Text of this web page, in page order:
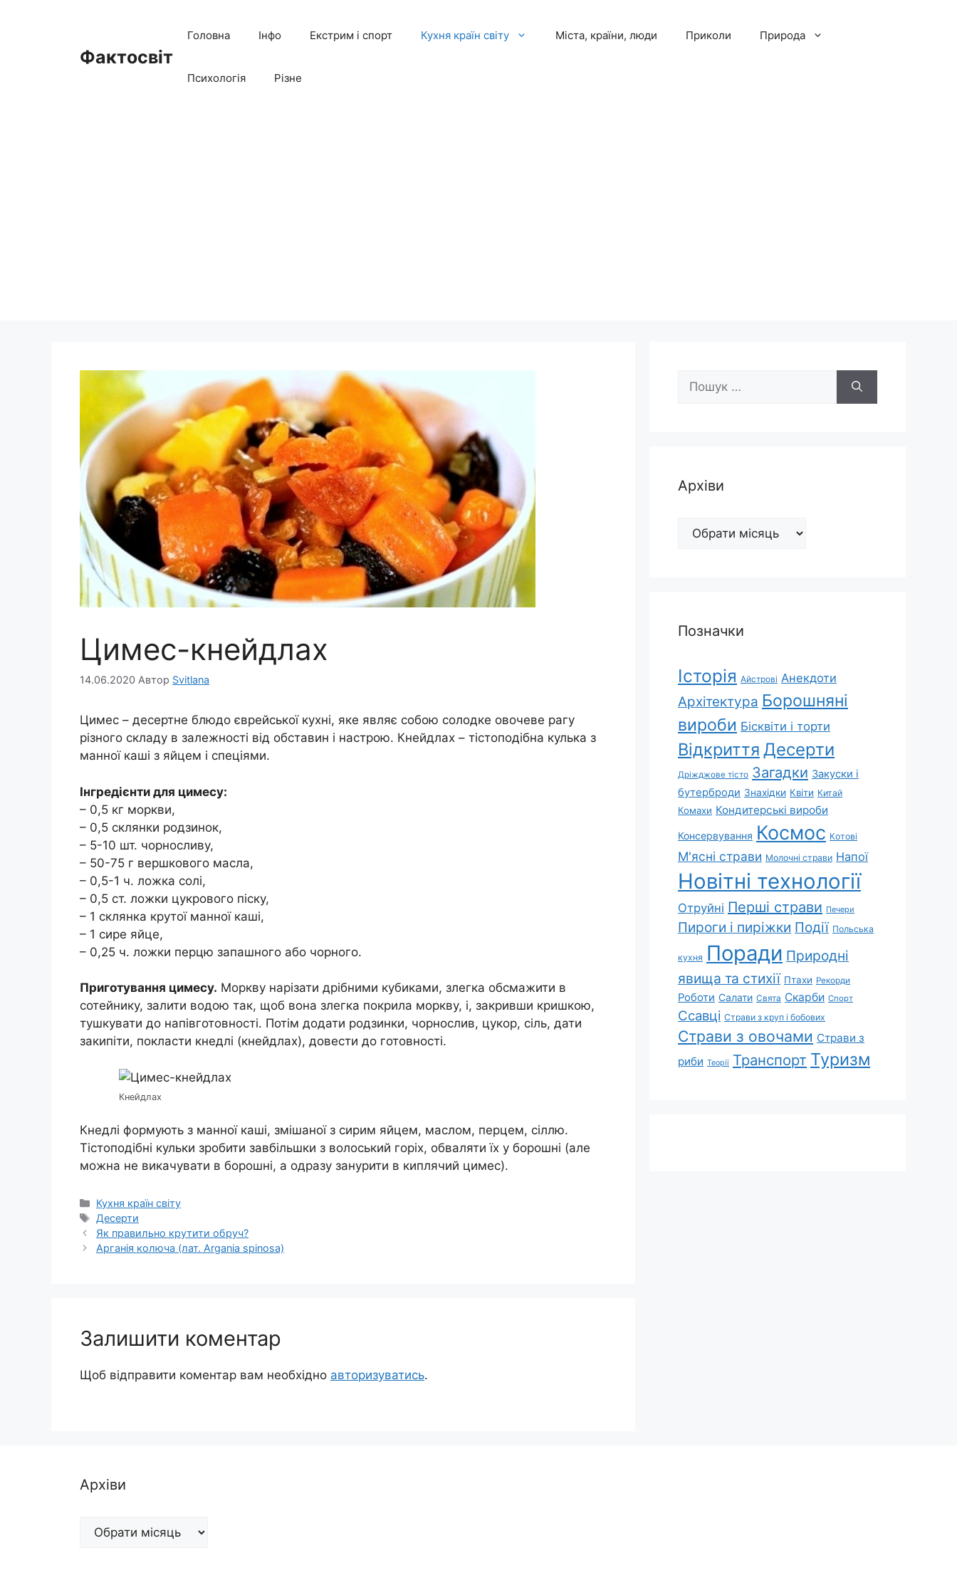
Фактосвіт
Головна Інфо Екстрим і спорт Кухня країн світу Міста, країни, люди Приколи Природа
Психологія Різне
Цимес-кнейдлах
14.06.2020 Автор Svitlana
Цимес – десертне блюдо єврейської кухні, яке являє собою солодке овочеве рагу
різного складу в залежності від обставин і настрою. Кнейдлах – тістоподібна кулька з
манної каші з яйцем і спеціями.
Інгредієнти для цимесу:
– 0,5 кг моркви,
– 0,5 склянки родзинок,
– 5-10 шт. чорносливу,
– 50-75 г вершкового масла,
– 0,5-1 ч. ложка солі,
– 0,5 ст. ложки цукрового піску,
– 1 склянка крутої манної каші,
– 1 сире яйце,
– 0,25 ч. ложки перцю запашного або чорного.
Приготування цимесу. Моркву нарізати дрібними кубиками, злегка обсмажити в
сотейнику, залити водою так, щоб вона злегка покрила моркву, і, закривши кришкою,
тушкувати до напівготовності. Потім додати родзинки, чорнослив, цукор, сіль, дати
закипіти, покласти кнедлі (кнейдлах), довести до готовності.
Кнейдлах
Кнедлі формують з манної каші, змішаної з сирим яйцем, маслом, перцем, сіллю.
Тістоподібні кульки зробити завбільшки з волоський горіх, обваляти їх у борошні (але
можна не викачувати в борошні, а одразу занурити в киплячий цимес).
Категорії
Кухня країн світу
Позначки
Десерти
Як правильно крутити обруч?
Арганія колюча (лат. Argania spinosa)
Залишити коментар
Щоб відправити коментар вам необхідно авторизуватись.
Пошук:
Архіви
Архіви
Позначки
Історія Айстрові Анекдоти
Архітектура Борошняні
вироби Бісквіти і торти
Відкриття Десерти
Дріжджове тісто Загадки Закуски і
бутерброди Знахідки Квіти Китай
Комахи Кондитерські вироби
Консервування Космос Котові
М'ясні страви Молочні страви Напої
Новітні технології
Отруйні Перші страви Печери
Пироги і пиріжки Події Польська
кухня Поради Природні
явища та стихії Птахи Рекорди
Роботи Салати Свята Скарби Спорт
Ссавці Страви з круп і бобових
Страви з овочами Страви з
риби Теорії Транспорт Туризм
Архіви
Архіви